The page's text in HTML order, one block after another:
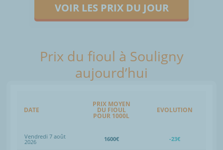
VOIR LES PRIX DU JOUR
Prix du fioul à Souligny
aujourd’hui
DATE
PRIX MOYEN
DU FIOUL
POUR 1000L
EVOLUTION
Vendredi 7 août
2026 1600€ -23€